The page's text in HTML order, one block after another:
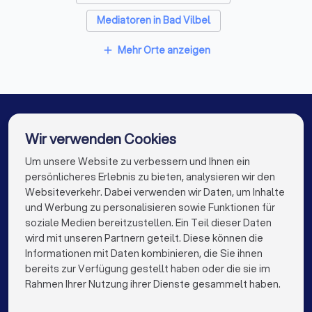
Berufsausbildung (z.B.
Ausbildungszeugnis,
Diplomurkunde,
Examensurkunde) beglaubigte
Mediatoren-Ausbildung einfache
Ausbildung vermittelten Inhalte
die einzelnen
Ausbildungselemente
entfallenden Zeitstundenanzahl
vier Dokumentationen (jeweils in
2-facher Ausfertigung); zur
Ausgestaltung der
Dokumentation beachten Sie
bitte § 5 der DGM-
Anerkennungsordnung Liegt der
Mediatoren in Bad Vilbel
Mediatoren in Frankfurt am Main
Mediatoren in Hamburg
Mediatoren in Köln
Mediatoren in Stuttgart
Mediatoren in Düsseldorf
Mediatoren in Dortmund
Mediatoren in Essen
Mediatoren in Bremen
Mediatoren in Nürnberg
Mediatoren in Dresden
Mediatoren in Hannover
Mediatoren in Leipzig
add Mehr Orte anzeigen
Die besten Mediatoren für Sie
info@trustlocal.de
FÜR PRIVATPERSONEN
Wir verwenden Cookies
Um unsere Website zu verbessern und Ihnen ein
persönlicheres Erlebnis zu bieten, analysieren wir den
Websiteverkehr. Dabei verwenden wir Daten, um Inhalte
und Werbung zu personalisieren sowie Funktionen für
soziale Medien bereitzustellen. Ein Teil dieser Daten
wird mit unseren Partnern geteilt. Diese können die
Informationen mit Daten kombinieren, die Sie ihnen
bereits zur Verfügung gestellt haben oder die sie im
Rahmen Ihrer Nutzung ihrer Dienste gesammelt haben.